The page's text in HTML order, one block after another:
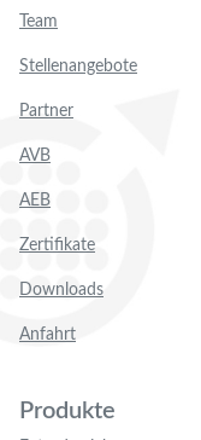
Team
Stellenangebote
Partner
AVB
AEB
Zertifikate
Downloads
Anfahrt
Produkte